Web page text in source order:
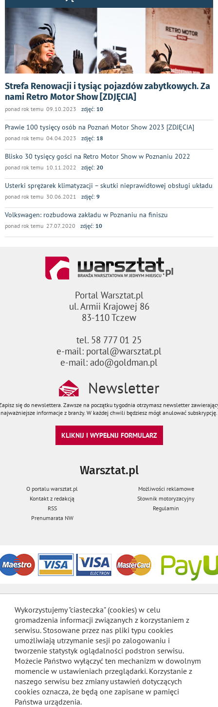
Strefa Renowacji i tysiąc pojazdów zabytkowych. Za
nami Retro Motor Show [ZDJĘCIA]
ponad rok temu 09.10.2023 zdjęć: 10
Prawie 100 tysięcy osób na Poznań Motor Show 2023 [ZDJĘCIA]
ponad rok temu 04.04.2023 zdjęć: 18
Blisko 30 tysięcy gości na Retro Motor Show w Poznaniu 2022
ponad rok temu 10.11.2022 zdjęć: 20
Usterki sprężarek klimatyzacji – skutki nieprawidłowej obsługi układu
ponad rok temu 30.06.2021 zdjęć: 9
Volkswagen: rozbudowa zakładu w Poznaniu na finiszu
ponad rok temu 27.07.2020 zdjęć: 10
Portal Warsztat.pl
ul. Armii Krajowej 86
83-110 Tczew
tel. 58 777 01 25
e-mail: portal@warsztat.pl
e-mail: ado@goldman.pl
Newsletter
się do newslettera. Zawsze na początku tygodnia otrzymasz newsletter
najważniejsze informacje z branży. W każdej chwili będziesz mógł anulować subskrypcję.
KLIKNIJ I WYPEŁNIJ FORMULARZ
Warsztat.pl
O portalu warsztat.pl
Możliwości reklamowe
Kontakt z redakcją
Słownik motoryzacyjny
RSS
Regulamin
Prenumarata NW
Wykorzystujemy "ciasteczka" (cookies) w celu
gromadzenia informacji związanych z korzystaniem z
serwisu. Stosowane przez nas pliki typu cookies
umożliwiają utrzymanie sesji po zalogowaniu i
tworzenie statystyk oglądalności podstron serwisu.
Możecie Państwo wyłączyć ten mechanizm w dowolnym
momencie w ustawieniach przeglądarki. Korzystanie z
naszego serwisu bez zmiany ustawień dotyczących
cookies oznacza, że będą one zapisane w pamięci
Państwa urządzenia.